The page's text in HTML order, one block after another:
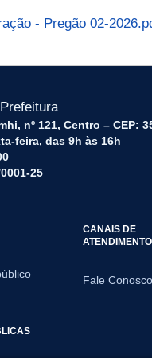
- Pregão 02-
nº 121, Centro – CEP:
feira, das 9h às 16h
25
CANAIS DE
ATENDIMENTO
Fale Conosco